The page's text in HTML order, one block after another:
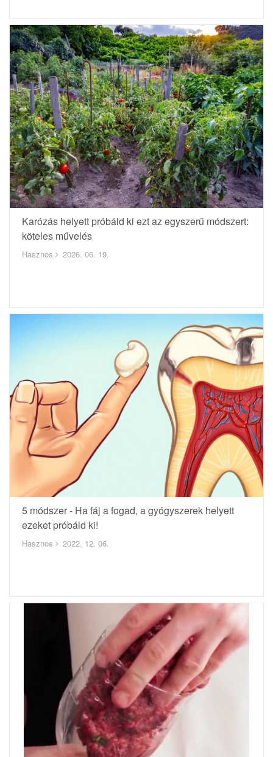
Karózás helyett próbáld ki ezt az egyszerű módszert:
köteles művelés
Hasznos 2026. 06. 19.
5 módszer - Ha fáj a fogad, a gyógyszerek helyett
ezeket próbáld ki!
Hasznos 2022. 12. 06.